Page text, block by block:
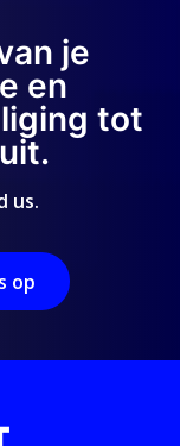
je
en
tot
us.
op